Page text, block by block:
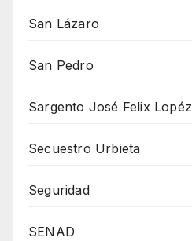
San Lázaro
San Pedro
Sargento José Felix Lopéz
Secuestro Urbieta
Seguridad
SENAD